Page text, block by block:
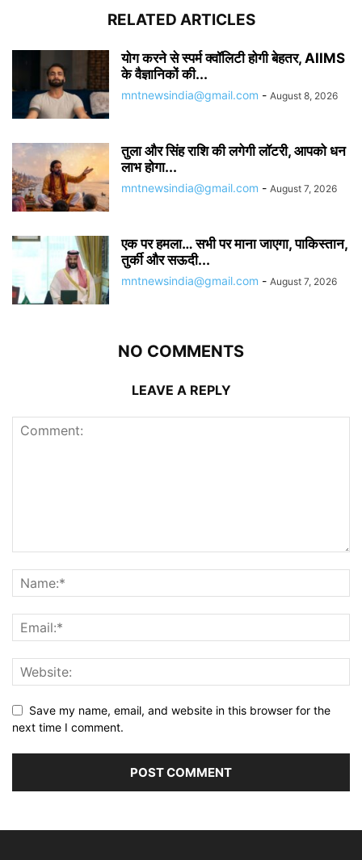
RELATED ARTICLES
योग करने से स्पर्म क्वॉलिटी होगी बेहतर, AIIMS
के वैज्ञानिकों की...
mntnewsindia@gmail.com - August 8, 2026
तुला और सिंह राशि की लगेगी लॉटरी, आपको धन
लाभ होगा...
mntnewsindia@gmail.com - August 7, 2026
एक पर हमला… सभी पर माना जाएगा, पाकिस्तान,
तुर्की और सऊदी...
mntnewsindia@gmail.com - August 7, 2026
NO COMMENTS
LEAVE A REPLY
Save my name, email, and website in this browser for the
next time I comment.